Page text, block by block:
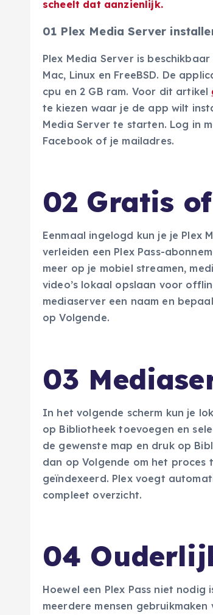
scheelt dat aanzienlijk.
01 Plex Media Server
Plex Media Server is
Mac, Linux en FreeBSD. De
cpu en 2 GB ram. Voor dit artikel
te kiezen waar je de app wilt
Media Server te starten. Log in
Facebook of je mailadres.
02 Gratis
Eenmaal ingelogd kun je je Plex
verleiden een Plex Pass-
meer op je mobiel streamen,
video’s lokaal opslaan voor
mediaserver een naam en
op Volgende.
03
In het volgende scherm kun je
op Bibliotheek toevoegen en
de gewenste map en druk op
dan op Volgende om het
geïndexeerd. Plex voegt
compleet overzicht.
04
Hoewel een Plex Pass niet
meerdere mensen